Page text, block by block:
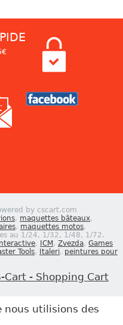
by cscart.com
, maquettes bâteaux,
, maquettes motos,
au 1/24, 1/32, 1/48, 1/72.
, ICM , Zvezda, Games
Tools, Italeri, peintures pour
Cart - Shopping Cart
nous utilisions des